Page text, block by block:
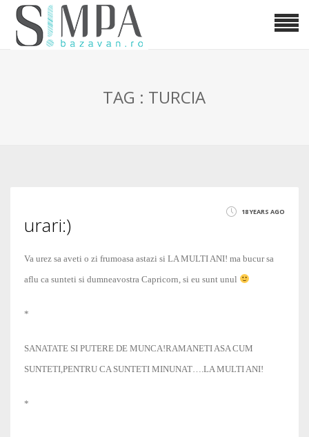
TAG : TURCIA
18 YEARS AGO
urari:)
Va urez sa aveti o zi frumoasa astazi si LA MULTI ANI! ma bucur sa
aflu ca sunteti si dumneavostra Capricorn, si eu sunt unul
*
SANATATE SI PUTERE DE MUNCA!RAMANETI ASA CUM
SUNTETI,PENTRU CA SUNTETI MINUNAT….LA MULTI ANI!
*